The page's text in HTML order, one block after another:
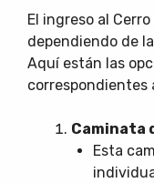
El ingreso al
dependiendo de
Aquí están las
correspondientes
Caminata
Esta